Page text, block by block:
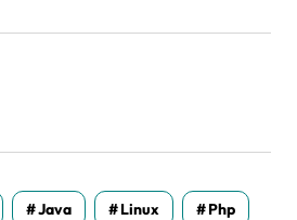
Java Linux Php